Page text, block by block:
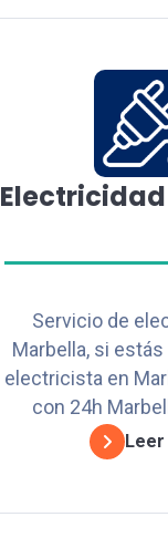
Servicio de
Marbella, si
electricista en
con 24h
Leer